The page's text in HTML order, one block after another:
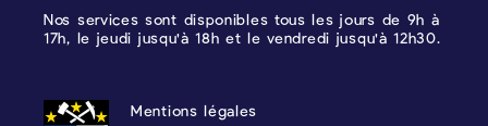
Nos services sont disponibles tous les jours de 9h à
17h, le jeudi jusqu'à 18h et le vendredi jusqu'à 12h30.
PROTECTION DES DONNÉES, MENTIONS
Mentions légales